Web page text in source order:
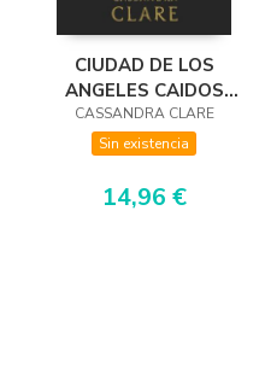
CIUDAD DE LOS
ANGELES CAIDOS
(NUEVA
PRESENTACION)
CASSANDRA CLARE
Sin existencia
14,96 €